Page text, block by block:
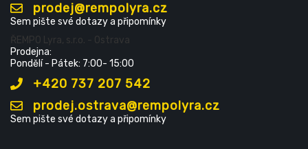
prodej@rempolyra.cz
Sem pište své dotazy a připomínky
ŘEMPO Lyra, s.r.o. - Ostrava
Prodejna:
Pondělí - Pátek: 7:00- 15:00
+420 737 207 542
prodej.ostrava@rempolyra.cz
Sem pište své dotazy a připomínky